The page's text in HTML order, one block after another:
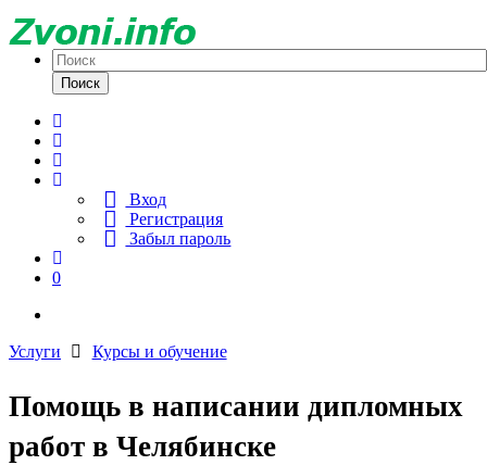
Поиск
Вход
Регистрация
Забыл пароль
0
Услуги Курсы и обучение
Помощь в написании дипломных
работ в Челябинске